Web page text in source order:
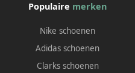
Populaire merken
Nike schoenen
Adidas schoenen
Clarks schoenen